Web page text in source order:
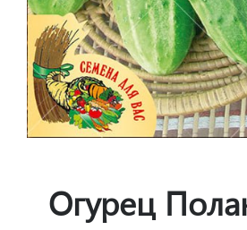
Огурец